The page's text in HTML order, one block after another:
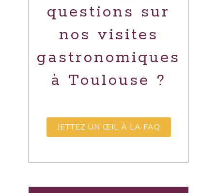
questions sur
nos visites
gastronomiques
à Toulouse ?
JETTEZ UN ŒIL À LA FAQ